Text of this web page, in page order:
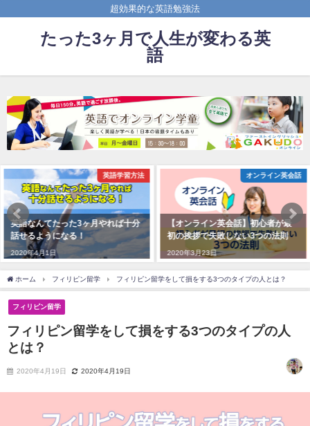
超効果的な英語勉強法
たった3ヶ月で人生が変わる英
語
オンライン英会話
【オンライン英会話】初心者が最
初の挨拶で失敗しない3つの法則
2020年3月23日
オンライン英会話
【オンライン英会話】超初心者向
け！最も効果的なオンライン勉強
法とは？
ホーム フィリピン留学 フィリピン留学をして損をする3つのタイプの人とは？
フィリピン留学
フィリピン留学をして損をする3つのタイプの人
とは？
2020年4月19日 2020年4月19日